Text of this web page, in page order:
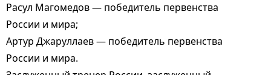
Расул Магомедов — победитель первенства
России и мира;
Артур Джаруллаев — победитель первенства
России и мира.